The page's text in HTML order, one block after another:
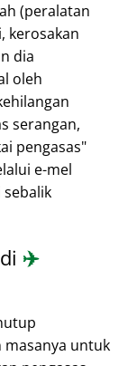
(peralatan
kerosakan
dia
oleh
serangan,
pengasas
e-mel
✈️
masanya untuk